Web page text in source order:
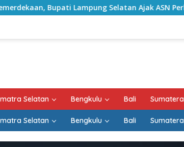
Bupati Lampung Selatan Ajak ASN Perkuat
Selatan Bengkulu Bali
Selatan Bengkulu Bali